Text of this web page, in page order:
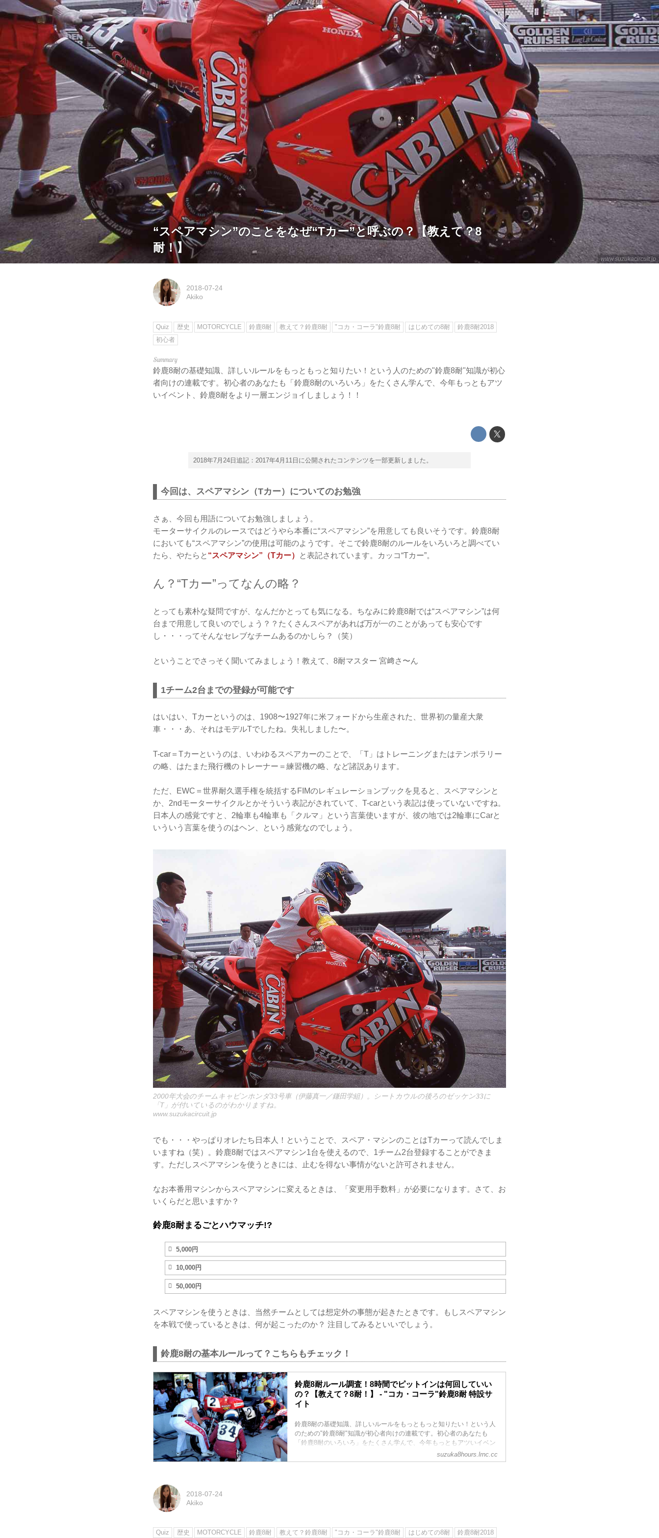
www.suzukacircuit.jp
“スペアマシン”のことをなぜ“Tカー”と呼ぶの？【教えて？8
耐！】
2018-07-24
Akiko
Quiz 歴史 MOTORCYCLE 鈴鹿8耐 教えて？鈴鹿8耐 "コカ・コーラ"鈴鹿8耐 はじめての8耐
鈴鹿8耐2018
初心者
鈴鹿8耐の基礎知識、詳しいルールをもっともっと知りたい！という人のための"鈴鹿8耐"知識が初心
者向けの連載です。初心者のあなたも「鈴鹿8耐のいろいろ」をたくさん学んで、今年もっともアツ
いイベント、鈴鹿8耐をより一層エンジョイしましょう！！
2018年7月24日追記：2017年4月11日に公開されたコンテンツを一部更新しました。
今回は、スペアマシン（Tカー）についてのお勉強
さぁ、今回も用語についてお勉強しましょう。
モーターサイクルのレースではどうやら本番に“スペアマシン”を用意しても良いそうです。鈴鹿8耐
においても“スペアマシン”の使用は可能のようです。そこで鈴鹿8耐のルールをいろいろと調べてい
たら、やたらと “スペアマシン”（Tカー） と表記されています。カッコ“Tカー”。
ん？“Tカー”ってなんの略？
とっても素朴な疑問ですが、なんだかとっても気になる。ちなみに鈴鹿8耐では“スペアマシン”は何
台まで用意して良いのでしょう？？たくさんスペアがあれば万が一のことがあっても安心です
し・・・ってそんなセレブなチームあるのかしら？（笑）
ということでさっそく聞いてみましょう！教えて、8耐マスター 宮﨑さ〜ん
1チーム2台までの登録が可能です
はいはい、Tカーというのは、1908〜1927年に米フォードから生産された、世界初の量産大衆
車・・・あ、それはモデルTでしたね。失礼しました〜。
T-car＝Tカーというのは、いわゆるスペアカーのことで、「T」はトレーニングまたはテンポラリー
の略、はたまた飛行機のトレーナー＝練習機の略、など諸説あります。
ただ、EWC＝世界耐久選手権を統括するFIMのレギュレーションブックを見ると、スペアマシンと
か、2ndモーターサイクルとかそういう表記がされていて、T-carという表記は使っていないですね。
日本人の感覚ですと、2輪車も4輪車も「クルマ」という言葉使いますが、彼の地では2輪車にCarと
いういう言葉を使うのはヘン、という感覚なのでしょう。
2000年大会のチームキャビンホンダ33号車（伊藤真一／鎌田学組）。シートカウルの後ろのゼッケン33に
「T」が付いているのがわかりますね。
www.suzukacircuit.jp
でも・・・やっぱりオレたち日本人！ということで、スペア・マシンのことはTカーって読んでしま
いますね（笑）。鈴鹿8耐ではスペアマシン1台を使えるので、1チーム2台登録することができま
す。ただしスペアマシンを使うときには、止むを得ない事情がないと許可されません。
なお本番用マシンからスペアマシンに変えるときは、「変更用手数料」が必要になります。さて、お
いくらだと思いますか？
鈴鹿8耐まるごとハウマッチ!?
5,000円
10,000円
50,000円
スペアマシンを使うときは、当然チームとしては想定外の事態が起きたときです。もしスペアマシン
を本戦で使っているときは、何が起こったのか？ 注目してみるといいでしょう。
鈴鹿8耐の基本ルールって？こちらもチェック！
鈴鹿8耐ルール調査！8時間でピットインは何回していい
の？【教えて？8耐！】 - "コカ・コーラ"鈴鹿8耐 特設サ
イト
鈴鹿8耐の基礎知識、詳しいルールをもっともっと知りたい！という人
のための"鈴鹿8耐"知識が初心者向けの連載です。初心者のあなたも
「鈴鹿8耐のいろいろ」をたくさん学んで、今年もっともアツいイベン
ト、鈴鹿8耐をより一層エンジョイしましょう！！suzuka8hours.lrnc.cc
2018-07-24
Akiko
Quiz 歴史 MOTORCYCLE 鈴鹿8耐 教えて？鈴鹿8耐 "コカ・コーラ"鈴鹿8耐 はじめての8耐 鈴鹿8耐2018